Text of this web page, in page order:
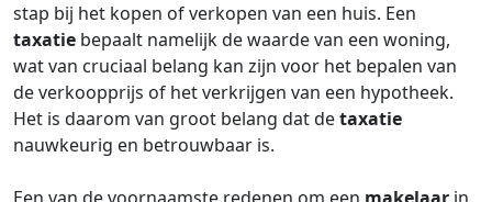
stap bij het kopen of verkopen van een huis. Een
taxatie bepaalt namelijk de waarde van een woning,
wat van cruciaal belang kan zijn voor het bepalen van
de verkoopprijs of het verkrijgen van een hypotheek.
Het is daarom van groot belang dat detaxatie
nauwkeurig en betrouwbaar is.